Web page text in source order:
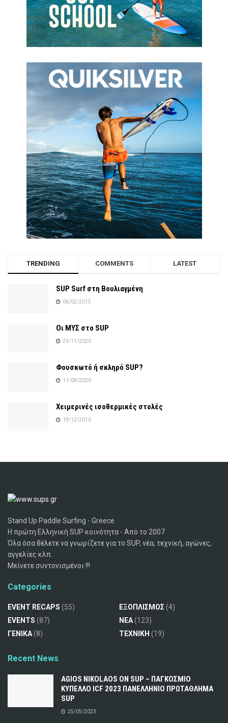
TRENDING COMMENTS LATEST
SUP Surf στη Βουλιαγμένη
06/02/2015
Οι ΜΥΣ στο SUP
23/11/2020
Φουσκωτό ή σκληρό SUP?
11/09/2020
Χειμερινές ισοθερμικές στολές
19/12/2010
Stand Up Paddle Surfing - Greece
Η πρώτη Ελληνική SUP κοινότητα - Από το 2007
Όλα όσα θέλετε να γνωρίζετε για το SUP, νέα, τεχνική, αγώνες,
αγγελίες κλπ.
Μείνετε συντονισμένοι !!!
Categories
EVENT RECAPS (55)
EVENTS (87)
ΓΕΝΙΚΑ(8)
ΕΞΟΠΛΙΣΜΟΣ (4)
ΝΕΑ(123)
ΤΕΧΝΙΚΗ (19)
Recent News
AGIOS NIKOLAOS ON SUP – ΠΑΓΚΟΣΜΙΟ
ΚΥΠΕΛΛΟ ICF 2023 ΠΑΝΕΛΛΗΝΙΟ ΠΡΩΤΑΘΛΗΜΑ
SUP
25/05/2023